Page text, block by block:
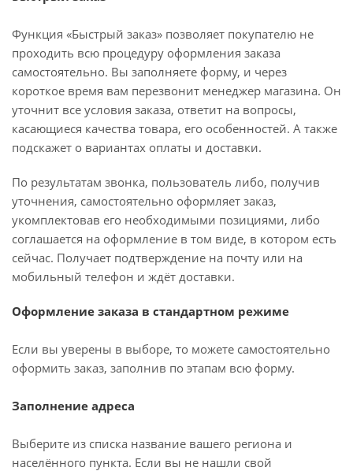
Функция «Быстрый заказ» позволяет покупателю не
проходить всю процедуру оформления заказа
самостоятельно. Вы заполняете форму, и через
короткое время вам перезвонит менеджер магазина. Он
уточнит все условия заказа, ответит на вопросы,
касающиеся качества товара, его особенностей. А также
подскажет о вариантах оплаты и доставки.
По результатам звонка, пользователь либо, получив
уточнения, самостоятельно оформляет заказ,
укомплектовав его необходимыми позициями, либо
соглашается на оформление в том виде, в котором есть
сейчас. Получает подтверждение на почту или на
мобильный телефон и ждёт доставки.
Оформление заказа в стандартном режиме
Если вы уверены в выборе, то можете самостоятельно
оформить заказ, заполнив по этапам всю форму.
Заполнение адреса
Выберите из списка название вашего региона и
населённого пункта. Если вы не нашли свой